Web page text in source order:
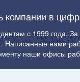
компании в
с 1999 года.
Написанные нами
наши офисы